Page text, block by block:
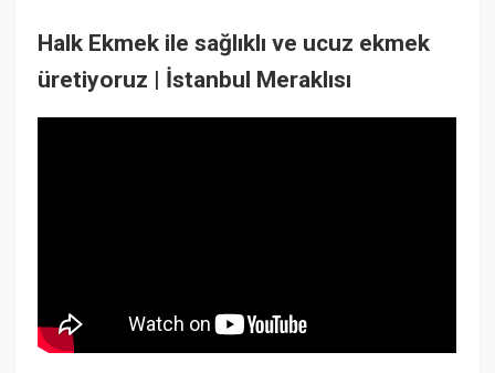
Halk Ekmek ile sağlıklı ve ucuz ekmek
üretiyoruz | İstanbul Meraklısı